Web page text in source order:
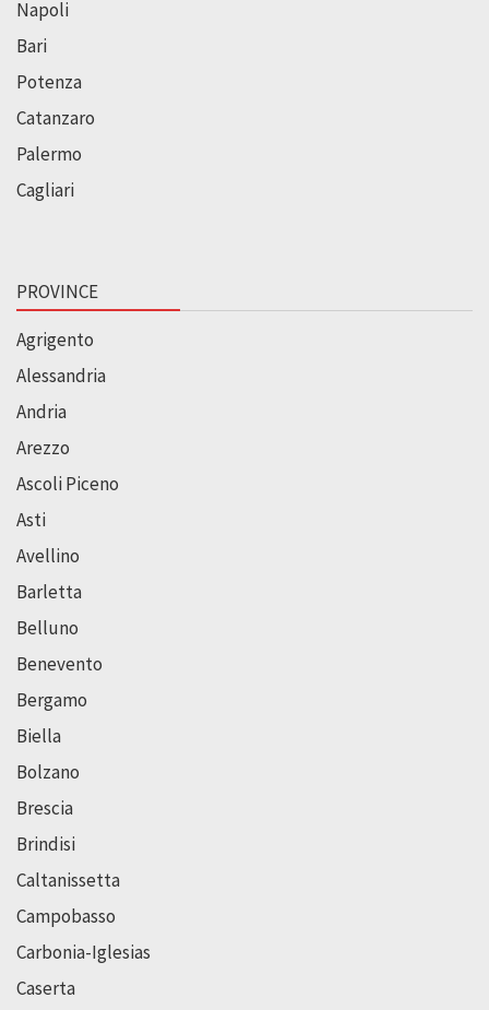
Napoli
Bari
Potenza
Catanzaro
Palermo
Cagliari
PROVINCE
Agrigento
Alessandria
Andria
Arezzo
Ascoli Piceno
Asti
Avellino
Barletta
Belluno
Benevento
Bergamo
Biella
Bolzano
Brescia
Brindisi
Caltanissetta
Campobasso
Carbonia-Iglesias
Caserta